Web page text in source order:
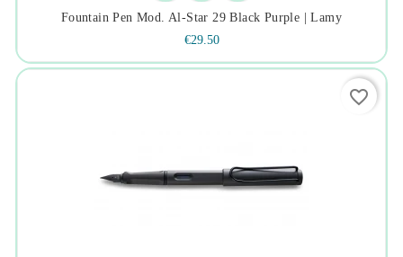
Fountain Pen Mod. Al-Star 29 Black Purple | Lamy
€29.50
favorite_border